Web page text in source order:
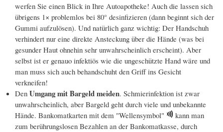
werfen Sie einen Blick in Ihre Autoapotheke! Auch die lassen sich
übrigens 1× problemlos bei 80° desinfizieren (dann beginnt sich der
Gummi aufzulösen). Und natürlich ganz wichtig: Der Handschuh
verhindert nur eine direkte Ansteckung über die Hände (was bei
gesunder Haut ohnehin sehr unwahrscheinlich erscheint). Aber
selbst ist er genauo infektiös wie die ungeschützte Hand wäre und
man muss sich auch behandschuht den Griff ins Gesicht
verkneifen!
Den Umgang mit Bargeld meiden. Schmierinfektion ist zwar
unwahrscheinlich, aber Bargeld geht durch viele und unbekannte
Hände. Bankomatkarten mit dem "Wellensymbol"
kann man
zum berührungslosen Bezahlen an der Bankomatkasse, durch